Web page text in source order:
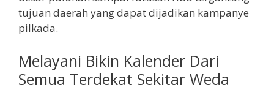
tujuan daerah yang dapat dijadikan kampanye
pilkada.
Melayani Bikin Kalender Dari
Semua Terdekat Sekitar Weda